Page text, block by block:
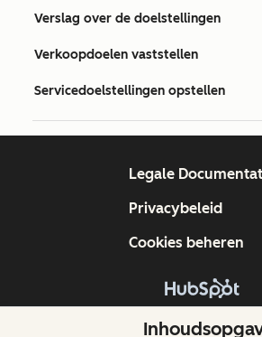
Verslag over de doelstellingen
Verkoopdoelen vaststellen
Servicedoelstellingen opstellen
Copyright © 2026
Legale
Privacybeleid
Cookies beheren